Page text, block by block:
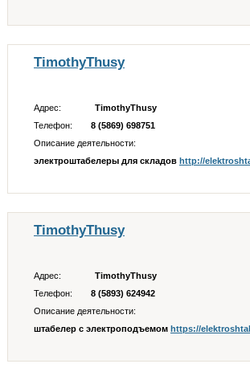
TimothyThusy
Адрес:
TimothyThusy
Телефон:
8 (5869) 698751
Описание деятельности:
электроштабелеры для складов http://
TimothyThusy
Адрес:
TimothyThusy
Телефон:
8 (5893) 624942
Описание деятельности:
штабелер с электроподъемом https://